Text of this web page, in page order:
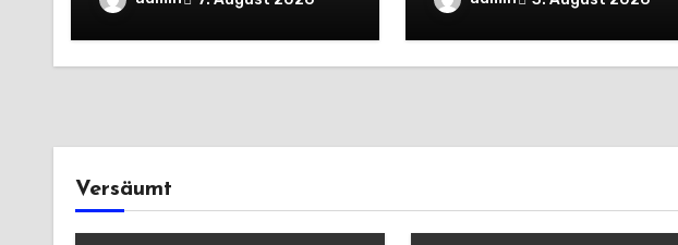
Premiere
Versäumt